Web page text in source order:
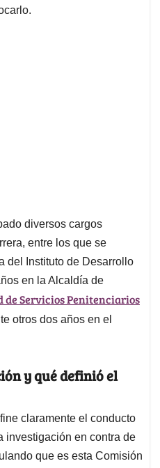
diversos cargos
entre los que se
del Instituto de Desarrollo
en la Alcaldía de
de Servicios Penitenciarios
otros dos años en el
y qué definió el
claramente el conducto
investigación en contra de
que es esta Comisión